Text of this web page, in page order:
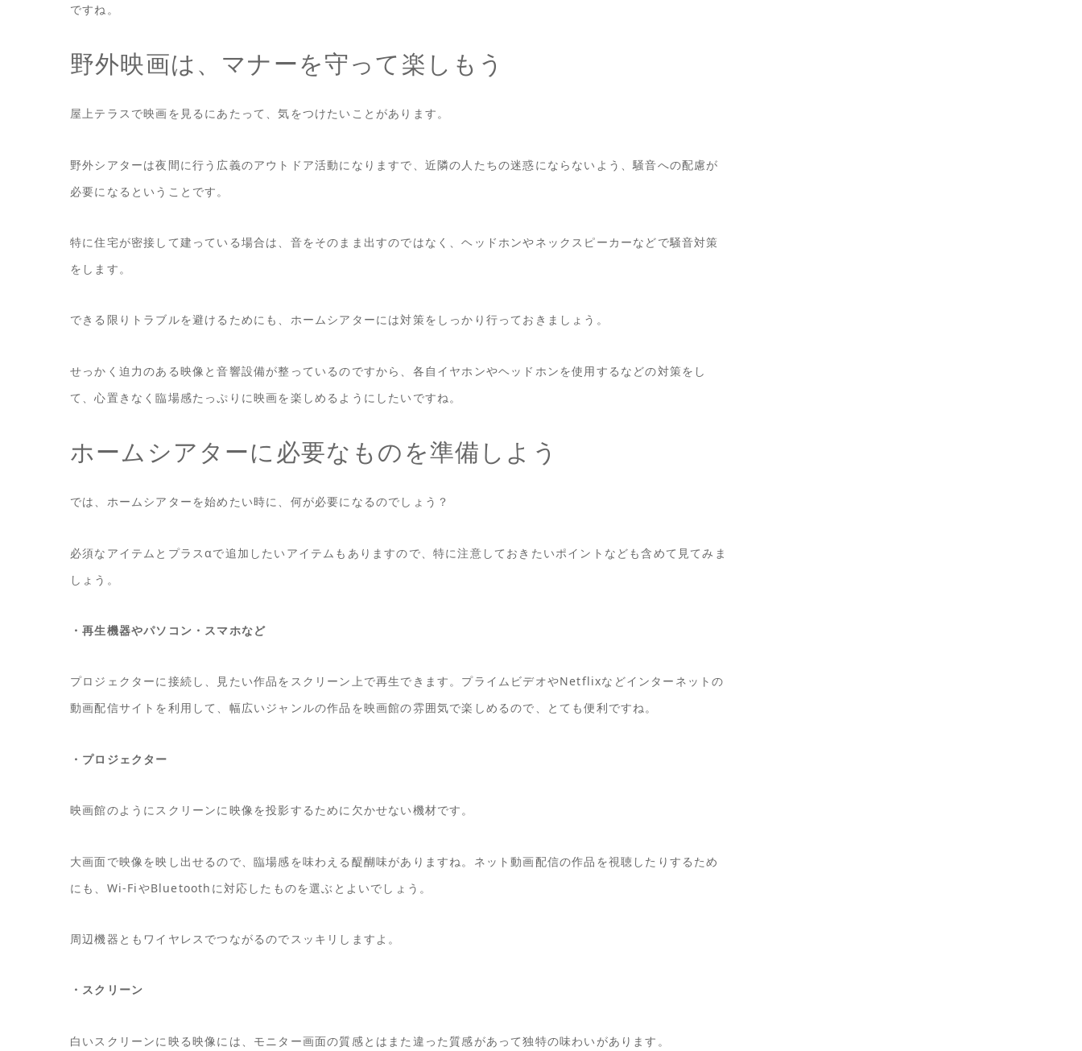
ですね。
野外映画は、マナーを守って楽しもう
屋上テラスで映画を見るにあたって、気をつけたいことがあります。
野外シアターは夜間に行う広義のアウトドア活動になりますで、近隣の人たちの迷惑にならないよう、騒音への配慮が
必要になるということです。
特に住宅が密接して建っている場合は、音をそのまま出すのではなく、ヘッドホンやネックスピーカーなどで騒音対策
をします。
できる限りトラブルを避けるためにも、ホームシアターには対策をしっかり行っておきましょう。
せっかく迫力のある映像と音響設備が整っているのですから、各自イヤホンやヘッドホンを使用するなどの対策をし
て、心置きなく臨場感たっぷりに映画を楽しめるようにしたいですね。
ホームシアターに必要なものを準備しよう
では、ホームシアターを始めたい時に、何が必要になるのでしょう？
必須なアイテムとプラスαで追加したいアイテムもありますので、特に注意しておきたいポイントなども含めて見てみま
しょう。
・再生機器やパソコン・スマホなど
プロジェクターに接続し、見たい作品をスクリーン上で再生できます。プライムビデオやNetflixなどインターネットの
動画配信サイトを利用して、幅広いジャンルの作品を映画館の雰囲気で楽しめるので、とても便利ですね。
・プロジェクター
映画館のようにスクリーンに映像を投影するために欠かせない機材です。
大画面で映像を映し出せるので、臨場感を味わえる醍醐味がありますね。ネット動画配信の作品を視聴したりするため
にも、Wi-FiやBluetoothに対応したものを選ぶとよいでしょう。
周辺機器ともワイヤレスでつながるのでスッキリしますよ。
・スクリーン
白いスクリーンに映る映像には、モニター画面の質感とはまた違った質感があって独特の味わいがあります。